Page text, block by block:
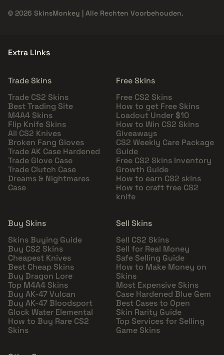
© 2026 SkinsMonkey | Alle Rechten Voorbehouden.
Extra Links
Trade Skins
Trade CS2 Skins
Best Trading Site
M4A4 Skins
Flip Knife Skins
All CS2 Knives
Broken Fang Gloves
Trade AK Case Hardened
Trade Glove Case
Trade Clutch Case
Dreams & Nightmares
Case
Free Skins
Free CS2 Skins
How to get Free Skins
Loadout Under $10
How to Win CS2 Skins
Giveaways
CS2 Weekly Care Package
Guide
Free CS2 Skins Inventory
Growth Guide
How to earn CS2 skins
How to craft free CS2
knife
Buy Skins
Skins Buying Guide
Buy CS2 Skins
Cheapest Knives
Best Cheap Skins
Buy Dragon Lore
Top M4A4 Skins
Buy AK-47 Vulcan
Buy AK-47 Bloodsport
Glock Water Elemental
How to Buy Rare CS2
Skins
Sell Skins
Sell CS2 Skins
Sell for Real Money
Safe Selling Guide
How to Make Money on
Skins
Most Expensive Skins
Case Hardened Blue Gem
Best Cases to Open
Skin Rarity Guide
Top Services for Selling
Game Skins